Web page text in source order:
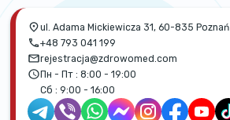
ul. Adama Mickiewicza 31, 60-835 Poznań
+48 793 041 199
rejestracja@zdrowomed.com
Пн - Пт : 8:00 - 19:00
Сб : 9:00 - 16:00